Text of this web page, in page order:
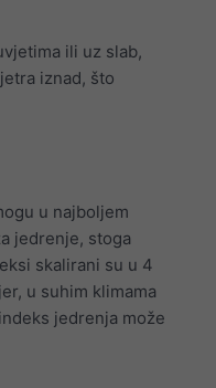
ili uz slab,
iznad, što
u najboljem
jedrenje, stoga
skalirani su u 4
u suhim klimama
jedrenja može